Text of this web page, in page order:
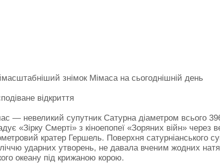
знімок Мімаса на сьогоднішній день
відкриття
— невеликий супутник Сатурна діаметром всього
«Зірку Смерті» з кіноепопеї «Зоряних війн» через
кратер Гершель. Поверхня сатурніанського
ударних утворень, не давала вченим жодних
океану під крижаною корою.